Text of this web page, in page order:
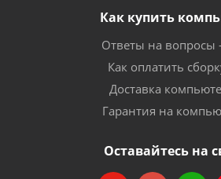
Как купить
Ответы на вопросы
Как оплатить
Доставка
Гарантия на
Оставайтесь на